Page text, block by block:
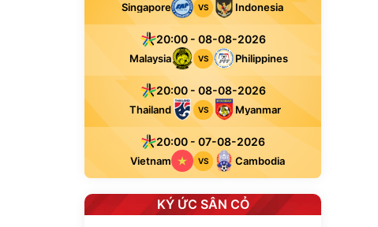
Singapore VS Indonesia
20:00 - 08-08-2026
Malaysia VS Philippines
20:00 - 08-08-2026
Thailand VS Myanmar
20:00 - 07-08-2026
Vietnam VS Cambodia
KÝ ỨC SÂN CỎ